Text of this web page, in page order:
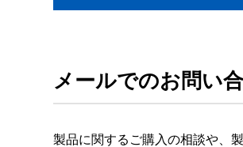
メールでのお問い
製品に関するご購入の相談や、